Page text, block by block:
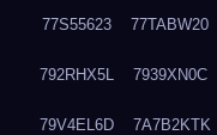
77S55623 77TABW20
792RHX5L 7939XN0C
79V4EL6D 7A7B2KTK